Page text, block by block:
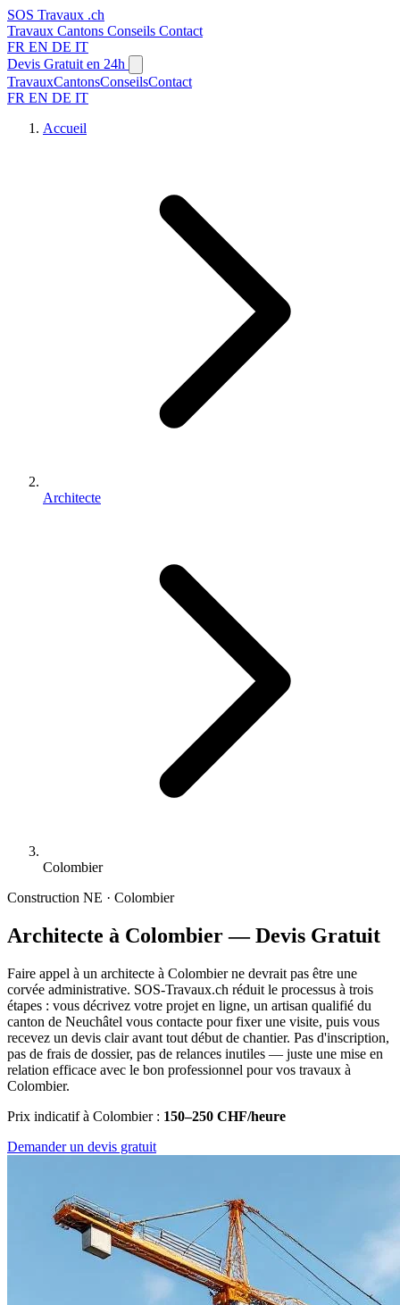
SOS Travaux .ch
Travaux Cantons Conseils Contact
FR EN DE IT
Devis Gratuit en 24h
TravauxCantonsConseilsContact
FR EN DE IT
Accueil
Architecte
Colombier
Construction NE · Colombier
Architecte à Colombier — Devis Gratuit
Faire appel à un architecte à Colombier ne devrait pas être une
corvée administrative. SOS-Travaux.ch réduit le processus à trois
étapes : vous décrivez votre projet en ligne, un artisan qualifié du
canton de Neuchâtel vous contacte pour fixer une visite, puis vous
recevez un devis clair avant tout début de chantier. Pas d'inscription,
pas de frais de dossier, pas de relances inutiles — juste une mise en
relation efficace avec le bon professionnel pour vos travaux à
Colombier.
Prix indicatif à Colombier : 150–250 CHF/heure
Demander un devis gratuit